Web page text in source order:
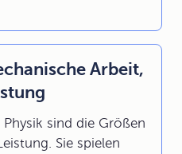
Arbeit,
sind die Größen
Sie spielen